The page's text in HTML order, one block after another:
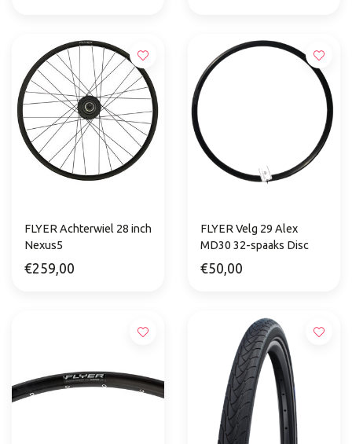
FLYER Achterwiel 28 inch
Nexus5
€259,00
FLYER Velg 29 Alex
MD30 32-spaaks Disc
€50,00